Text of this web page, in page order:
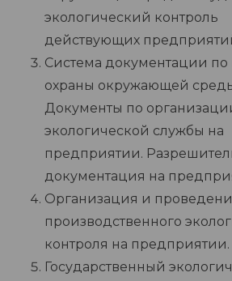
экологический контроль
действующих
Система документации по
охраны окружающей
Документы по
экологической службы на
предприятии.
документация на
Организация и
производственного
контроля на предприятии.
Государственный